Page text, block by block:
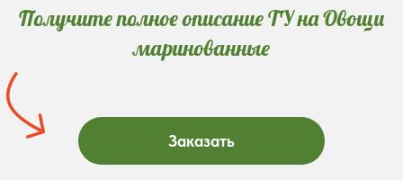
Получите полное описание ТУ на Овощи
маринованные
Заказать